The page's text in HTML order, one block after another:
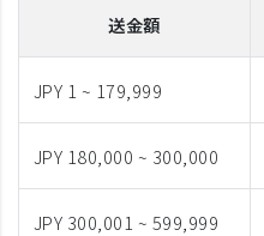
送金額
JPY 1 ~ 179,999
JPY 180,000 ~ 300,000
JPY 300,001 ~ 599,999